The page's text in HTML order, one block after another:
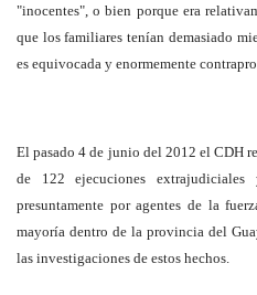
"inocentes", o bien porque era
que los familiares tenían demasiado
es equivocada y enormemente
El pasado 4 de junio del 2012 el CDH
de 122 ejecuciones
presuntamente por agentes de la
mayoría dentro de la provincia del
las investigaciones de estos hechos.